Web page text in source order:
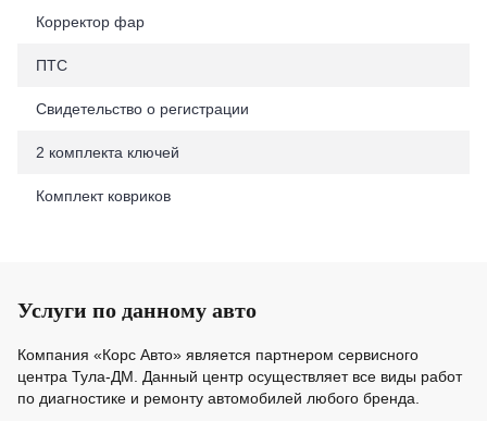
Корректор фар
ПТС
Свидетельство о регистрации
2 комплекта ключей
Комплект ковриков
Услуги по данному авто
Компания «Корс Авто» является партнером сервисного
центра Тула-ДМ. Данный центр осуществляет все виды работ
по диагностике и ремонту автомобилей любого бренда.